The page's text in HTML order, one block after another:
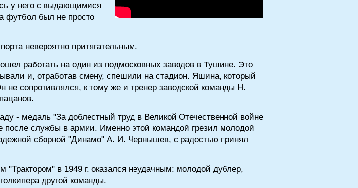
у него с выдающимися
футбол был не просто
невероятно притягательным.
работать на один из подмосковных заводов в Тушине. Это
и, отработав смену, спешили на стадион. Яшина, который
не сопротивлялся, к тому же и тренер заводской команды Н.
- медаль "За доблестный труд в Великой Отечественной войне
после службы в армии. Именно этой командой грезил молодой
сборной "Динамо" А. И. Чернышев, с радостью принял
в 1949 г. оказался неудачным: молодой дублер,
другой команды.